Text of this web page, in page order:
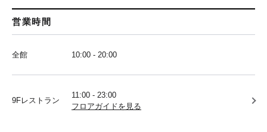
営業時間
全館 10:00 - 20:00
9Fレストラン
11:00 - 23:00
フロアガイドを見る